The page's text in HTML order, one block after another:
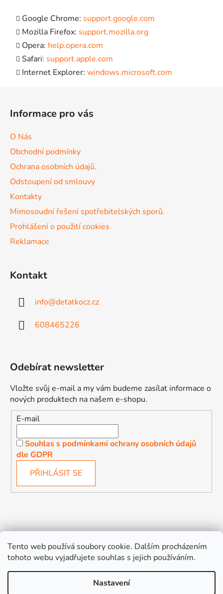
Tento web používá soubory cookie. Dalším procházením
tohoto webu vyjadřujete souhlas s jejich používáním.
Nastavení
Google Chrome: support.google.com
Mozilla Firefox: support.mozilla.org
Opera: help.opera.com
Safari: support.apple.com
Internet Explorer: windows.microsoft.com
Informace pro vás
O Nás
Obchodní podmínky
Ochrana osobních údajů.
Odstoupení od smlouvy
Kontakty
Mimosoudní řešení spotřebitelských sporů.
Prohlášení o použití cookies
Reklamace
Kontakt
info@detatkocz.cz
608465226
Odebírat newsletter
Vložte svůj e-mail a my vám budeme zasílat informace o
nových produktech na našem e-shopu.
E-mail
Souhlas s podmínkami ochrany osobních údajů
dle GDPR
PŘIHLÁSIT SE